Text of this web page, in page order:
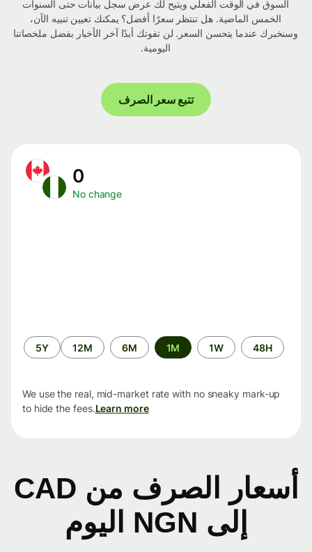
السوق في الوقت الفعلي ويتيح لك عرض سجل بيانات حتى السنوات
الخمس الماضية. هل تنتظر سعرًا أفضل؟ يمكنك تعيين تنبيه الآن،
وسنخبرك عندما يتحسن السعر. لن تفوتك أبدًا آخر الأخبار بفضل ملخصاتنا
اليومية.
تتبع سعر الصرف
No change
الفترة
الزمنية
48H
1W
1M
6M
12M
5Y
We use the real, mid-market rate with no sneaky mark-up
to hide the fees.Learn more
أسعار الصرف من CAD
إلى NGN اليوم